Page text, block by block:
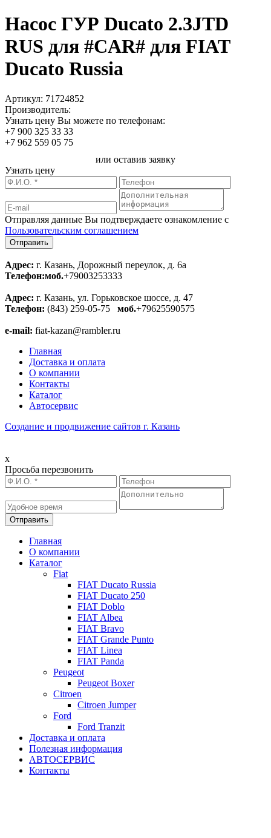
Насос ГУР Ducato 2.3JTD
RUS для #CAR# для FIAT
Ducato Russia
Артикул: 71724852
Производитель:
Узнать цену Вы можете по телефонам:
+7 900 325 33 33
+7 962 559 05 75
или оставив заявку
Узнать цену
Отправляя данные Вы подтверждаете ознакомление с
Пользовательским соглашением
Адрес: г. Казань, Дорожный переулок, д. 6а
Телефон:моб.+79003253333
Адрес: г. Казань, ул. Горьковское шоссе, д. 47
Телефон: (843) 259-05-75 моб.+79625590575
e-mail: fiat-kazan@rambler.ru
Главная
Доставка и оплата
О компании
Контакты
Каталог
Автосервис
Создание и продвижение сайтов г. Казань
x
Просьба перезвонить
Главная
О компании
Каталог
Fiat
FIAT Ducato Russia
FIAT Ducato 250
FIAT Doblo
FIAT Albea
FIAT Bravo
FIAT Grande Punto
FIAT Linea
FIAT Panda
Peugeot
Peugeot Boxer
Citroen
Citroen Jumper
Ford
Ford Tranzit
Доставка и оплата
Полезная информация
АВТОСЕРВИС
Контакты